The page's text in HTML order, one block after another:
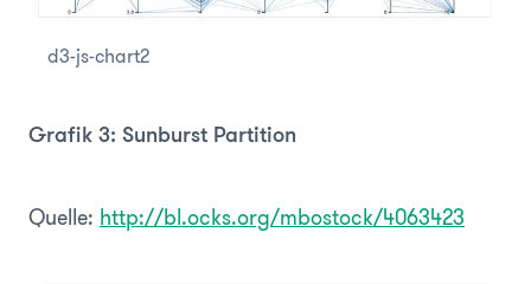
d3-js-chart2
Grafik 3: Sunburst Partition
Quelle: http://bl.ocks.org/mbostock/4063423